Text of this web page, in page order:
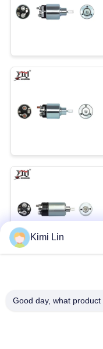
Kimi Lin
Good day, what